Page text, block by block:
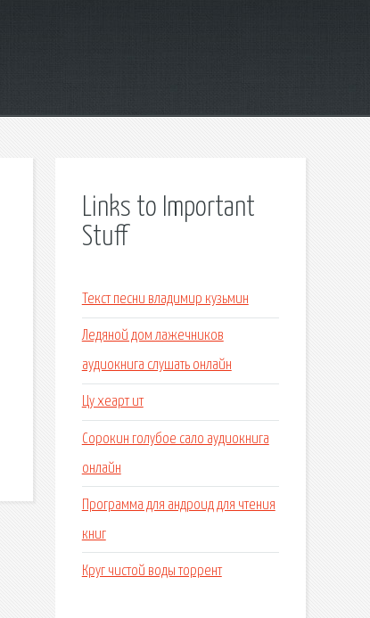
Links to Important
Stuff
Текст песни владимир кузьмин
Ледяной дом лажечников
аудиокнига слушать онлайн
Цу хеарт ит
Сорокин голубое сало аудиокнига
онлайн
Программа для андроид для чтения
книг
Круг чистой воды торрент